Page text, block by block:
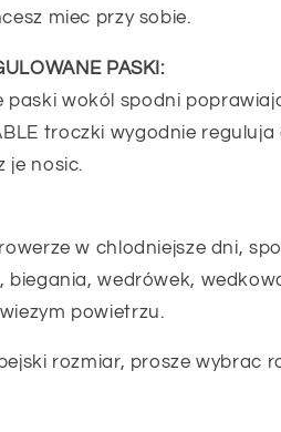
miec przy sobie.
PASKI:
paski wokól spodni
troczki wygodnie
je nosic.
w chlodniejsze dni,
biegania, wedrówek,
powietrzu.
rozmiar, prosze wybrac